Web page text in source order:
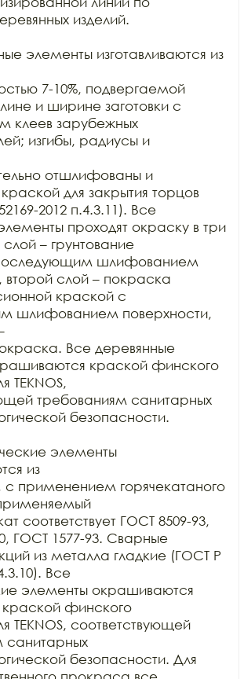
изделий.
элементы изготавливаются из
7-10%, подвергаемой
и ширине заготовки с
клеев зарубежных
изгибы, радиусы и
отшлифованы и
для закрытия торцов
2012 п.4.3.11). Все
проходят окраску в три
– грунтование
последующим шлифованием
второй слой – покраска
краской с
шлифованием поверхности,
Все деревянные
краской финского
TEKNOS,
требованиям санитарных
безопасности.
элементы
из
с применением горячекатаного
соответствует ГОСТ 8509-93,
ГОСТ 1577-93. Сварные
из металла гладкие (ГОСТ Р
Все
элементы окрашиваются
финского
TEKNOS, соответствующей
санитарных
безопасности. Для